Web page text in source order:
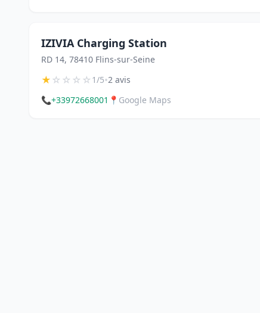
IZIVIA Charging Station
RD 14, 78410 Flins-sur-Seine
★☆☆☆☆1/5•2 avis
📞+33972668001 📍 Google Maps